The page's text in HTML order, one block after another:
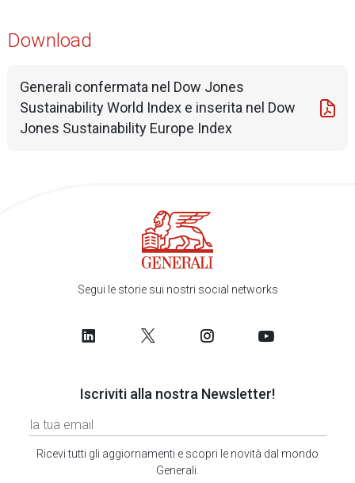
Download
Generali confermata nel Dow Jones
Sustainability World Index e inserita nel Dow
Jones Sustainability Europe Index
Segui le storie sui nostri social networks
Iscriviti alla nostra Newsletter!
Ricevi tutti gli aggiornamenti e scopri le novità dal mondo
Generali.